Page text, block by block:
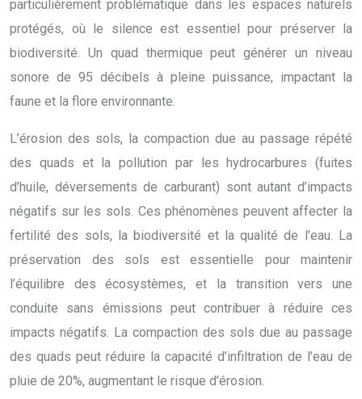
particulièrement problématique dans les espaces naturels
protégés, où le silence est essentiel pour préserver la
biodiversité. Un quad thermique peut générer un niveau
sonore de 95 décibels à pleine puissance, impactant la
faune et la flore environnante.
L’érosion des sols, la compaction due au passage répété
des quads et la pollution par les hydrocarbures (fuites
d’huile, déversements de carburant) sont autant d’impacts
négatifs sur les sols. Ces phénomènes peuvent affecter la
fertilité des sols, la biodiversité et la qualité de l’eau. La
préservation des sols est essentielle pour maintenir
l’équilibre des écosystèmes, et la transition vers une
conduite sans émissions peut contribuer à réduire ces
impacts négatifs. La compaction des sols due au passage
des quads peut réduire la capacité d’infiltration de l’eau de
pluie de 20%, augmentant le risque d’érosion.